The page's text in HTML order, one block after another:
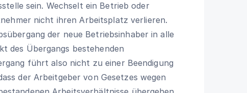
sein. Wechselt ein Betrieb oder
nicht ihren Arbeitsplatz verlieren.
der neue Betriebsinhaber in alle
des Übergangs bestehenden
führt also nicht zu einer Beendigung
der Arbeitgeber von Gesetzes wegen